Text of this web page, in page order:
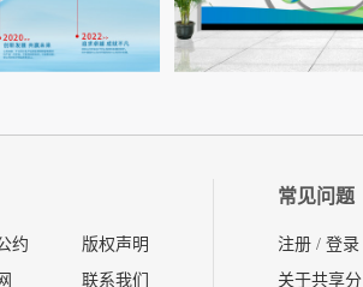
约
版权声明
联系我们
常见问题
注册 / 登录
关于共享分